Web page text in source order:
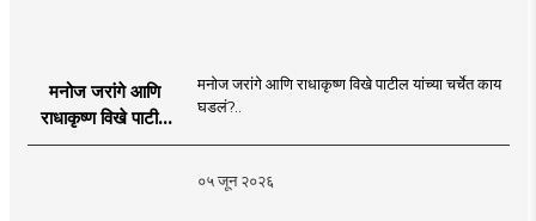
मनोज जरांगे आणि
राधाकृष्ण विखे पाटील
यांच्या चर्चेत काय घडलं?
मनोज जरांगे आणि राधाकृष्ण विखे पाटील यांच्या चर्चेत काय
घडलं?..
०५ जून २०२६